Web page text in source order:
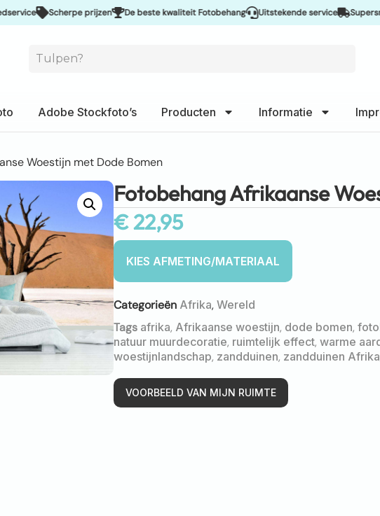
Scherpe prijzen De beste kwaliteit Fotobehang Uitstekende service Supersnelle
Adobe Stockfoto’s Producten Informatie
Woestijn met Dode Bomen
Fotobehang Afrikaanse
€22,95
Categorieën Afrika,Wereld
Tags afrika, Afrikaanse woestijn, dode bomen,
natuur muurdecoratie, ruimtelijk effect,warme
woestijnlandschap, zandduinen, zandduinen Afrika
VOORBEELD VAN MIJN RUIMTE